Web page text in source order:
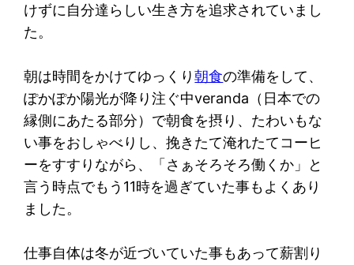
けずに自分達らしい生き方を追求されていまし
た。
朝は時間をかけてゆっくり朝食の準備をして、
ぽかぽか陽光が降り注ぐ中veranda（日本での
縁側にあたる部分）で朝食を摂り、たわいもな
い事をおしゃべりし、挽きたて淹れたてコーヒ
ーをすすりながら、「さぁそろそろ働くか」と
言う時点でもう11時を過ぎていた事もよくあり
ました。
仕事自体は冬が近づいていた事もあって薪割り